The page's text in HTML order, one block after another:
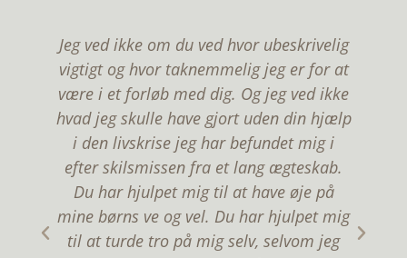
Jeg ved ikke om du ved hvor ubeskrivelig
vigtigt og hvor taknemmelig jeg er for at
være i et forløb med dig. Og jeg ved ikke
hvad jeg skulle have gjort uden din hjælp
i den livskrise jeg har befundet mig i
efter skilsmissen fra et lang ægteskab.
Du har hjulpet mig til at have øje på
mine børns ve og vel. Du har hjulpet mig
til at turde tro på mig selv, selvom jeg